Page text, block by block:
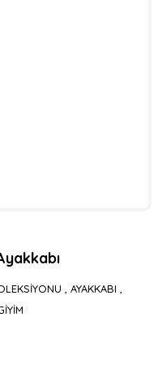
AYAKKABI